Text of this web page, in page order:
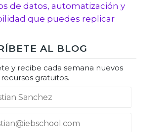
de datos, automatización y
que puedes replicar
AL BLOG
y recibe cada semana nuevos
gratuitos.